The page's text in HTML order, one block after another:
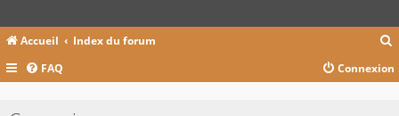
Accueil Index du forum
c
FAQ Connexion